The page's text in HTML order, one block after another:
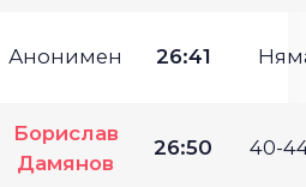
Анонимен 26:41
Борислав
Дамянов
26:50 40-